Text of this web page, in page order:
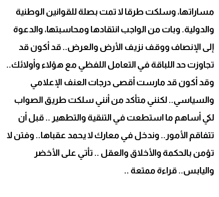
مساراتها، وسلكت طرقا لا تمت بصلة للقوانين الوطنية
والدولية. وبات من الواجب انتقادها ومحاسبتها، والدعوة
إلى الإنصاف ووقف نزيف الأرض والعرض.. قد أكون قد
تجاوزت حد اللباقة في التعامل اللفظي مع هؤلاء وأولائك..
وقد أكون قد مارست أقصى درجات العنف الإعلامي
والسياسي.. لكنني متأكد من أنني سلكت طريق الصواب
لكي أساهم ما استطعت في التنقية والتطهير .. قبل أن
تتفاقم الأمور.. وندخل في معارك لا يحمد عقباها.. وفتن لا
تؤمن بالحكمة والأخلاق والعقل .. تأتي على الأخضر
واليابس.. قراءة ممتعة ..